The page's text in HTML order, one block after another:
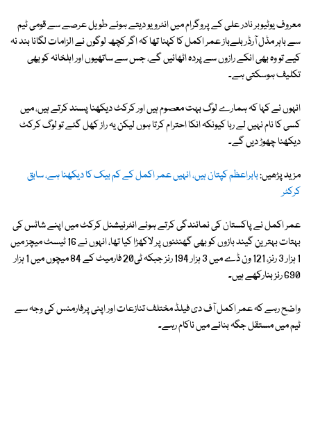
معروف یوٹیوبر نادر علی کے پروگرام میں انٹرویو دیتے ہوئے طویل عرصے سے قومی ٹیم
سے باہر مڈل آرڈر بلےباز عمر اکمل کا کہنا تھا کہ اگر کچھ لوگوں نے الزامات لگانا بند نہ
کیے تو وہ بھی انکے رازوں سے پردہ اٹھائیں گے، جس سے ساتھیوں اور اہلخانہ کو بھی
تکلیف ہوسکتی ہے۔
انہوں نے کہا کہ ہمارے لوگ بہت معصوم ہیں اور کرکٹ دیکھنا پسند کرتے ہیں، میں
کسی کا نام نہیں لے رہا کیونکہ انکا احترام کرتا ہوں لیکن یہ راز کھل گئے تو لوگ کرکٹ
دیکھنا چھوڑ دیں گے۔
مزید پڑھیں:بابراعظم کپتان ہیں، انہیں عمر اکمل کے کم بیک کا دیکھنا ہے، سابق
کرکٹر
عمر اکمل نے پاکستان کی نمائندگی کرتے ہوئے انٹرنیشنل کرکٹ میں اپنے شاٹس کی
بہتات بہترین گیند بازوں کو بھی گھنٹنوں پر لاکھڑا کیا تھا، انہوں نے 16 ٹیسٹ میچز میں
1 ہزار 3 رنز، 121 ون ڈے میں 3 ہزار 194 رنز جبکہ ٹی20 فارمیٹ کے 84 میچوں میں 1 ہزار
690 رنز بنارکھے ہیں۔
واضح رہے کہ عمر اکمل آف دی فیلڈ مختلف تنازعات اور اپنی پرفارمنس کی وجہ سے
ٹیم میں مستقل جگہ بنانے میں ناکام رہے۔